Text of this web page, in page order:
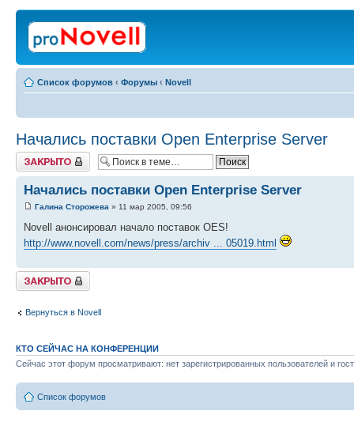
Список форумов ‹ Форумы ‹ Novell
Начались поставки Open Enterprise Server
Закрыто
Начались поставки Open Enterprise Server
Галина Сторожева » 11 мар 2005, 09:56
Novell анонсировал начало поставок OES!
http://www.novell.com/news/press/archiv ... 05019.html
Закрыто
Вернуться в Novell
КТО СЕЙЧАС НА КОНФЕРЕНЦИИ
Сейчас этот форум просматривают: нет зарегистрированных пользователей и
Список форумов